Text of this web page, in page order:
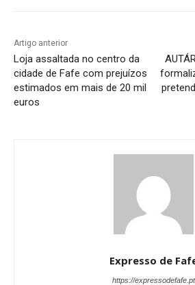
Artigo anterior
Loja assaltada no centro da
cidade de Fafe com prejuízos
estimados em mais de 20 mil
euros
Expresso de
https://expressodefafe.pt